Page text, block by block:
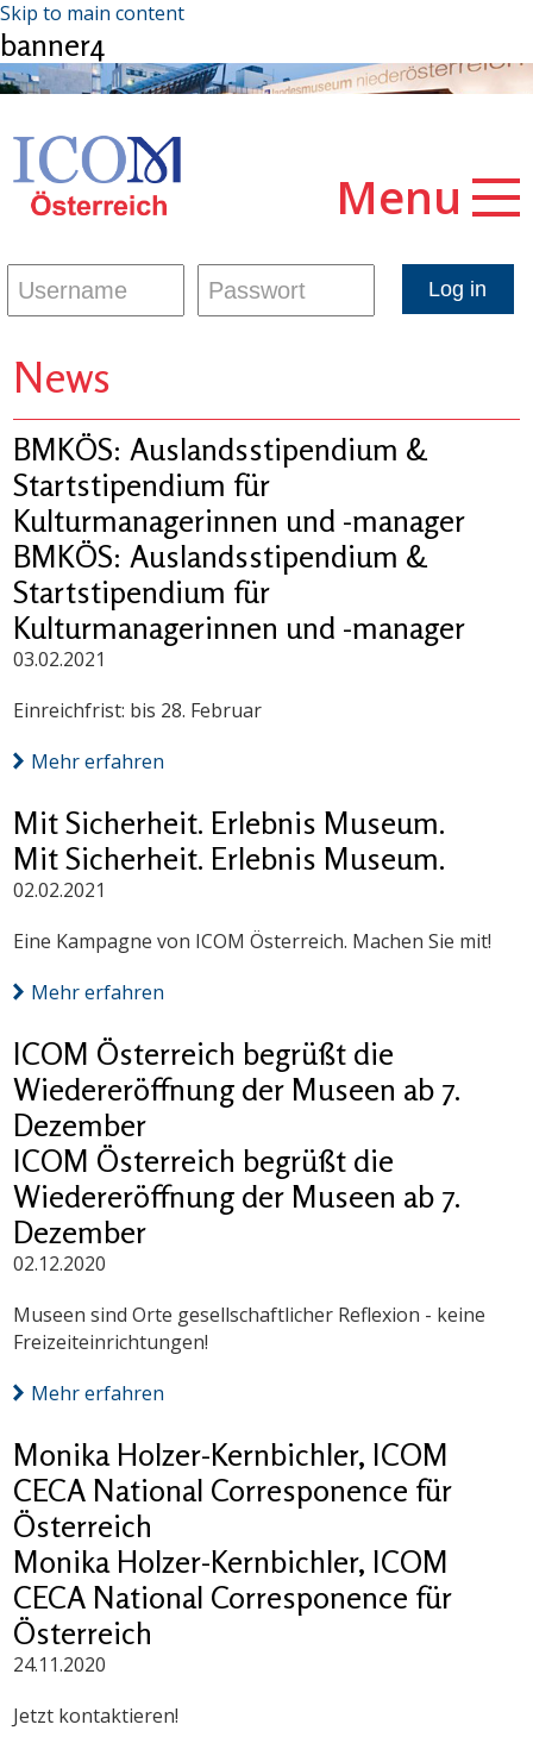
Skip to main content
banner4
Menu
News
BMKÖS: Auslandsstipendium &
Startstipendium für
Kulturmanagerinnen und -manager
BMKÖS: Auslandsstipendium &
Startstipendium für
Kulturmanagerinnen und -manager
03.02.2021
Einreichfrist: bis 28. Februar
Mehr erfahren
Mit Sicherheit. Erlebnis Museum.
Mit Sicherheit. Erlebnis Museum.
02.02.2021
Eine Kampagne von ICOM Österreich. Machen Sie mit!
Mehr erfahren
ICOM Österreich begrüßt die
Wiedereröffnung der Museen ab 7.
Dezember
ICOM Österreich begrüßt die
Wiedereröffnung der Museen ab 7.
Dezember
02.12.2020
Museen sind Orte gesellschaftlicher Reflexion - keine
Freizeiteinrichtungen!
Mehr erfahren
Monika Holzer-Kernbichler, ICOM
CECA National Corresponence für
Österreich
Monika Holzer-Kernbichler, ICOM
CECA National Corresponence für
Österreich
24.11.2020
Jetzt kontaktieren!